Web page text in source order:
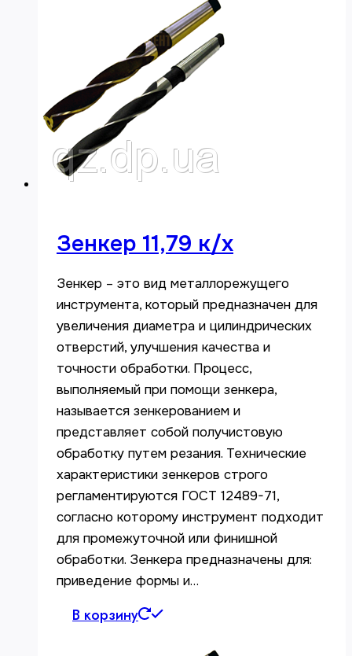
Зенкер 11,79 к/х
Зенкер – это вид металлорежущего
инструмента, который предназначен для
увеличения диаметра и цилиндрических
отверстий, улучшения качества и
точности обработки. Процесс,
выполняемый при помощи зенкера,
называется зенкерованием и
представляет собой получистовую
обработку путем резания. Технические
характеристики зенкеров строго
регламентируются ГОСТ 12489-71,
согласно которому инструмент подходит
для промежуточной или финишной
обработки. Зенкера предназначены для:
приведение формы и…
В корзину